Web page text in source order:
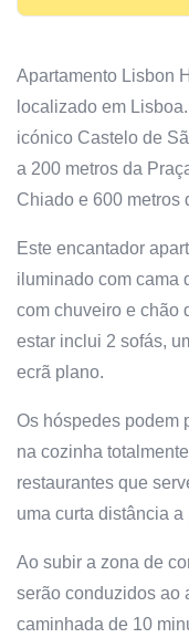
Apartamento Lisbon
localizado em
icónico Castelo de
a 200 metros da
Chiado e 600 metros
Este encantador
iluminado com cama
com chuveiro e chão
estar inclui 2 sofás,
ecrã plano.
Os hóspedes podem
na cozinha
restaurantes que
uma curta distância
Ao subir a zona de
serão conduzidos ao
caminhada de 10